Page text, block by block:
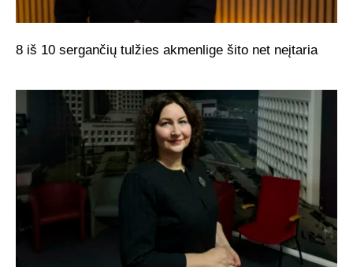
8 iš 10 sergančių tulžies akmenlige šito net neįtaria